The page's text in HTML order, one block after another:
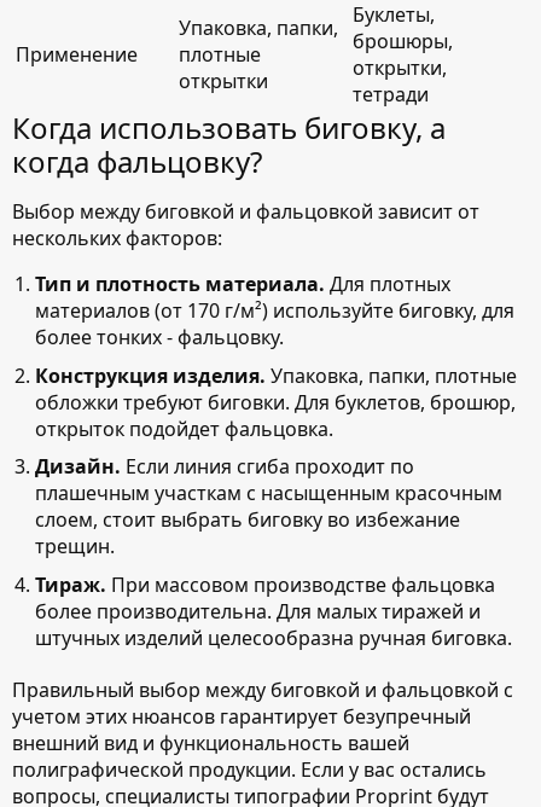
Применение
Упаковка, папки,
плотные
открытки
Буклеты,
брошюры,
открытки,
тетради
Когда использовать биговку, а
когда фальцовку?
Выбор между биговкой и фальцовкой зависит от
нескольких факторов:
Тип и плотность материала. Для плотных
материалов (от 170 г/м²) используйте биговку, для
более тонких - фальцовку.
Конструкция изделия. Упаковка, папки, плотные
обложки требуют биговки. Для буклетов, брошюр,
открыток подойдет фальцовка.
Дизайн. Если линия сгиба проходит по
плашечным участкам с насыщенным красочным
слоем, стоит выбрать биговку во избежание
трещин.
Тираж. При массовом производстве фальцовка
более производительна. Для малых тиражей и
штучных изделий целесообразна ручная биговка.
Правильный выбор между биговкой и фальцовкой с
учетом этих нюансов гарантирует безупречный
внешний вид и функциональность вашей
полиграфической продукции. Если у вас остались
вопросы, специалисты типографии Proprint будут